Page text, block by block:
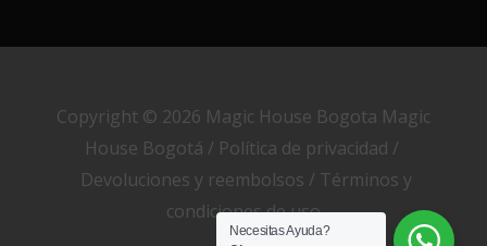
Copyright © 2026 Magic House Bogota Magic
House Bogotá / Política de privacidad /
Devoluciones y reembolsos / Términos y
condiciones de uso
Necesitas Ayuda?